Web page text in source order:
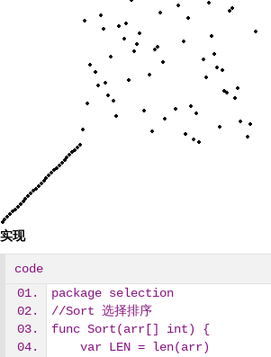
实现
code
package selection
//Sort 选择排序
func Sort(arr[] int) {
    var LEN = len(arr)